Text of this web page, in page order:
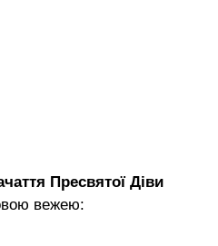
Пресвятої Діви
вежею: